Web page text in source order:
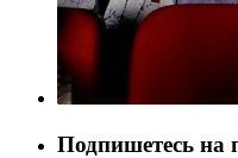
Подпишетесь на